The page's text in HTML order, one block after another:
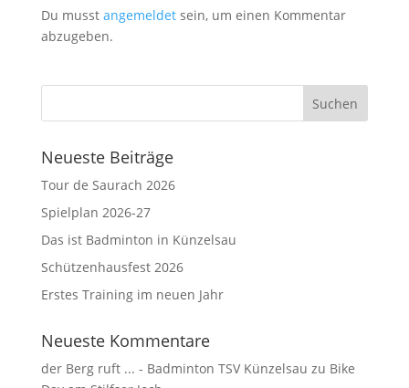
Du musst angemeldetsein, um einen Kommentar
abzugeben.
Neueste Beiträge
Tour de Saurach 2026
Spielplan 2026-27
Das ist Badminton in Künzelsau
Schützenhausfest 2026
Erstes Training im neuen Jahr
Neueste Kommentare
der Berg ruft ... - Badminton TSV Künzelsau zu Bike